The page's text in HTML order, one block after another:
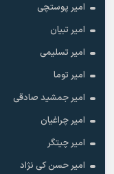
امیر پوستچی
امیر تبیان
امیر تسلیمی
امیر توما
امیر جمشید صادقی
امیر چراغیان
امیر چیتگر
امیر حسن کی نژاد